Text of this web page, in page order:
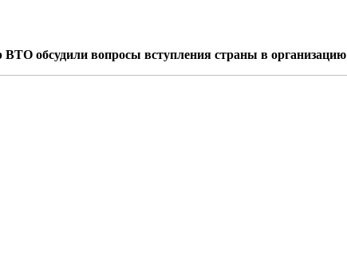
ВТО обсудили вопросы вступления страны в организацию